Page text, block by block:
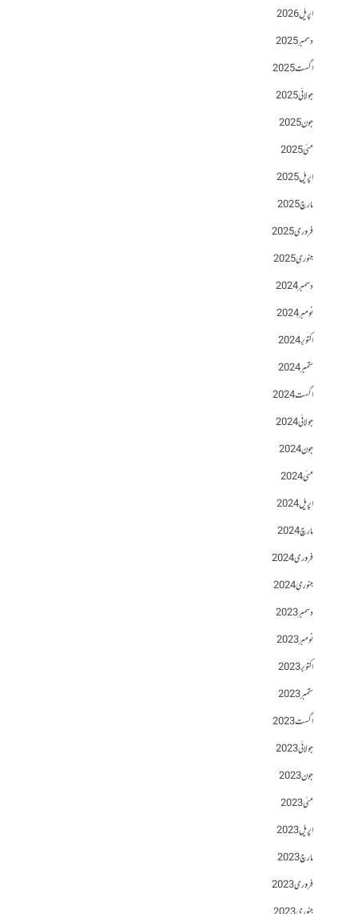
اپریل 2026
دسمبر 2025
اگست 2025
جولائی 2025
جون 2025
مئی 2025
اپریل 2025
مارچ 2025
فروری 2025
جنوری 2025
دسمبر 2024
نومبر 2024
اکتوبر 2024
ستمبر 2024
اگست 2024
جولائی 2024
جون 2024
مئی 2024
اپریل 2024
مارچ 2024
فروری 2024
جنوری 2024
دسمبر 2023
نومبر 2023
اکتوبر 2023
ستمبر 2023
اگست 2023
جولائی 2023
جون 2023
مئی 2023
اپریل 2023
مارچ 2023
فروری 2023